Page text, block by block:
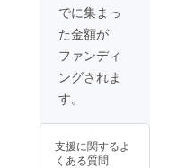
でに集まっ
た金額が
ファンディ
ングされま
す。
支援に関するよ
くある質問